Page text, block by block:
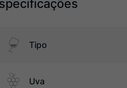
Tipo
Uva